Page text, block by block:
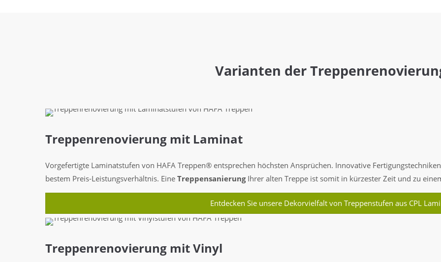
Varianten der
Treppenrenovierung mit Laminat
Vorgefertigte Laminatstufen von HAFA Treppen® entsprechen höchsten Ansprüchen. Innovative
bestem Preis-Leistungsverhältnis. Eine TreppensanierungIhrer alten Treppe ist somit in kürzester Zeit und zu
Entdecken Sie unsere Dekorvielfalt von Treppenstufen aus CPL
Treppenrenovierung mit Vinyl